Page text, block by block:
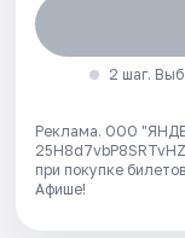
2 шаг.
Реклама. ООО
при покупке
Афише!